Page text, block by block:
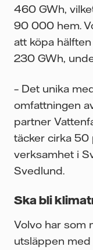
460 GWh,
90 000 hem.
att köpa
230 GWh,
– Det unika
omfattningen
partner
täcker cirka 50
verksamhet i
Svedlund.
Ska bli
Volvo har som
utsläppen